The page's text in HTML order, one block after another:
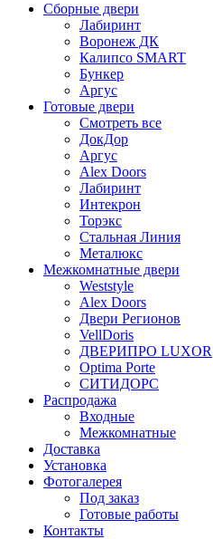
Сборные двери
Лабиринт
Воронеж ДК
Калипсо SMART
Бункер
Аргус
Готовые двери
Смотреть все
ДокДор
Аргус
Alex Doors
Лабиринт
Интекрон
Торэкс
Стальная Линия
Металюкс
Межкомнатные двери
Weststyle
Alex Doors
Двери Регионов
VellDoris
ДВЕРИПРО LUXOR
Optima Porte
СИТИДОРС
Распродажа
Входные
Межкомнатные
Доставка
Установка
Фотогалерея
Под заказ
Готовые работы
Контакты